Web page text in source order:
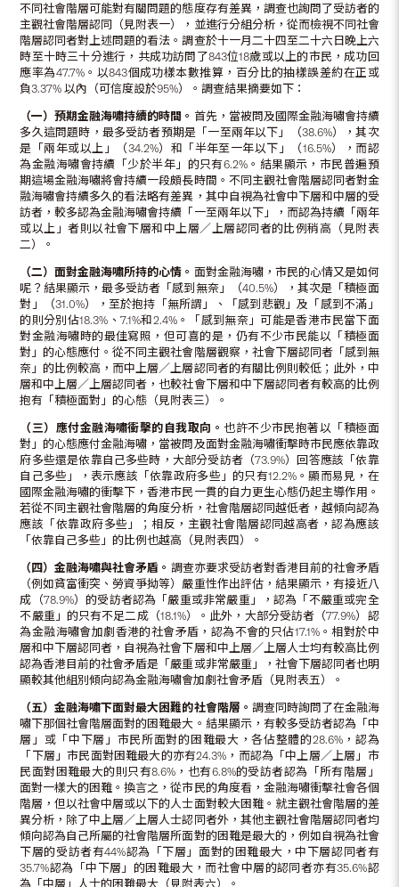
不同社會階層可能對有關問題的態度存有差異，調查也詢問了受訪者的
主觀社會階層認同（見附表一），並進行分組分析，從而檢視不同社會
階層認同者對上述問題的看法。調查於十一月二十四至二十六日晚上六
時至十時三十分進行，共成功訪問了843位18歲或以上的市民，成功回
應率為47.7%。以843個成功樣本數推算，百分比的抽樣誤差約在正或
負3.37% 以內（可信度設於95%）。調查結果摘要如下：
（一）預期金融海嘯持續的時間。 首先，當被問及國際金融海嘯會持續
多久這問題時，最多受訪者預期是「一至兩年以下」（38.6%），其次
是「兩年或以上」（34.2%）和「半年至一年以下」（16.5%），而認
為金融海嘯會持續「少於半年」的只有6.2%。結果顯示，市民普遍預
期這場金融海嘯將會持續一段頗長時間。不同主觀社會階層認同者對金
融海嘯會持續多久的看法略有差異，其中自視為社會中下層和中層的受
訪者，較多認為金融海嘯會持續「一至兩年以下」，而認為持續「兩年
或以上」者則以社會下層和中上層／上層認同者的比例稍高（見附表
二）。
（二）面對金融海嘯所持的心情。 面對金融海嘯，市民的心情又是如何
呢？結果顯示，最多受訪者「感到無奈」（40.5%），其次是「積極面
對」（31.0%），至於抱持「無所謂」、「感到悲觀」及「感到不滿」
的則分別佔18.3%、7.1%和2.4%。「感到無奈」可能是香港市民當下面
對金融海嘯時的最佳寫照，但可喜的是，仍有不少市民能以「積極面
對」的心態應付。從不同主觀社會階層觀察，社會下層認同者「感到無
奈」的比例較高，而中上層／上層認同者的有關比例則較低；此外，中
層和中上層／上層認同者，也較社會下層和中下層認同者有較高的比例
抱有「積極面對」的心態（見附表三）。
（三）應付金融海嘯衝擊的自我取向。也許不少市民抱著以「積極面
對」的心態應付金融海嘯，當被問及面對金融海嘯衝擊時市民應依靠政
府多些還是依靠自己多些時，大部分受訪者（73.9%）回答應該「依靠
自己多些」，表示應該「依靠政府多些」的只有12.2%。顯而易見，在
國際金融海嘯的衝擊下，香港市民一貫的自力更生心態仍起主導作用。
若從不同主觀社會階層的角度分析，社會階層認同越低者，越傾向認為
應該「依靠政府多些」；相反，主觀社會階層認同越高者，認為應該
「依靠自己多些」的比例也越高（見附表四）。
（四）金融海嘯與社會矛盾。 調查亦要求受訪者對香港目前的社會矛盾
（例如貧富衝突、勞資爭拗等）嚴重性作出評估，結果顯示，有接近八
成（78.9%）的受訪者認為「嚴重或非常嚴重」，認為「不嚴重或完全
不嚴重」的只有不足二成（18.1%）。此外，大部分受訪者（77.9%）認
為金融海嘯會加劇香港的社會矛盾，認為不會的只佔17.1%。相對於中
層和中下層認同者，自視為社會下層和中上層／上層人士均有較高比例
認為香港目前的社會矛盾是「嚴重或非常嚴重」，社會下層認同者也明
顯較其他組別傾向認為金融海嘯會加劇社會矛盾（見附表五）。
（五）金融海嘯下面對最大困難的社會階層。 調查同時詢問了在金融海
嘯下那個社會階層面對的困難最大。結果顯示，有較多受訪者認為「中
層」或「中下層」市民所面對的困難最大，各佔整體的28.6%，認為
「下層」市民面對困難最大的亦有24.3%，而認為「中上層／上層」市
民面對困難最大的則只有8.6%，也有6.8%的受訪者認為「所有階層」
面對一樣大的困難。換言之，從市民的角度看，金融海嘯衝擊社會各個
階層，但以社會中層或以下的人士面對較大困難。就主觀社會階層的差
異分析，除了中上層／上層人士認同者外，其他主觀社會階層認同者均
傾向認為自己所屬的社會階層所面對的困難是最大的，例如自視為社會
下層的受訪者有44%認為「下層」面對的困難最大，中下層認同者有
35.7%認為「中下層」的困難最大，而社會中層的認同者亦有35.6%認
為「中層」人士的困難最大（見附表六）。